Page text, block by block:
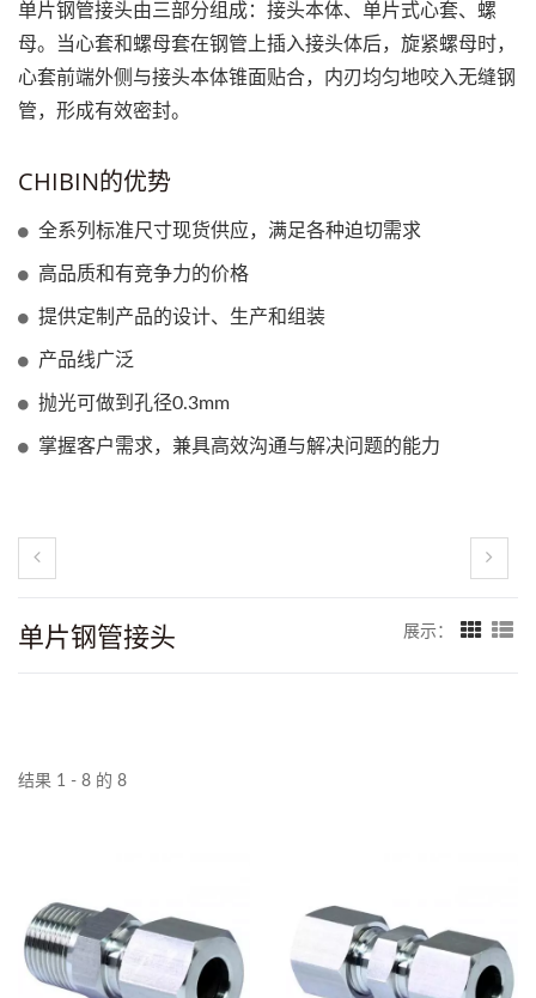
单片钢管接头由三部分组成：接头本体、单片式心套、螺
母。当心套和螺母套在钢管上插入接头体后，旋紧螺母时，
心套前端外侧与接头本体锥面贴合，内刃均匀地咬入无缝钢
管，形成有效密封。
CHIBIN的优势
全系列标准尺寸现货供应，满足各种迫切需求
高品质和有竞争力的价格
提供定制产品的设计、生产和组装
产品线广泛
抛光可做到孔径0.3mm
掌握客户需求，兼具高效沟通与解决问题的能力
单片钢管接头 展示：
结果 1 - 8 的 8